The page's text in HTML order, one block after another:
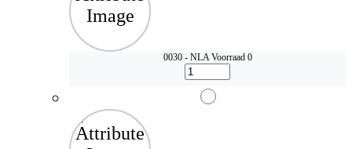
0030 - NLAVoorraad 0